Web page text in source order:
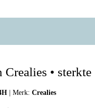
Crealies • sterkte
|Merk:Crealies